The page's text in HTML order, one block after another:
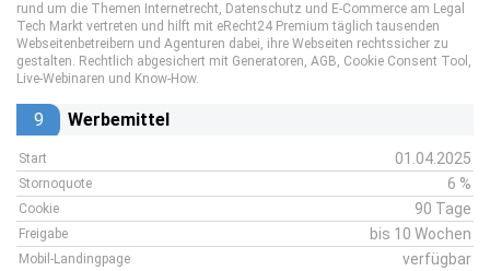
rund um die Themen Internetrecht, Datenschutz und E-Commerce am Legal
Tech Markt vertreten und hilft mit eRecht24 Premium täglich tausenden
Webseitenbetreibern und Agenturen dabei, ihre Webseiten rechtssicher zu
gestalten. Rechtlich abgesichert mit Generatoren, AGB, Cookie Consent Tool,
Live-Webinaren und Know-How.
9 Werbemittel
Start 01.04.2025
Stornoquote 6 %
Cookie 90 Tage
Freigabe bis 10 Wochen
Mobil-Landingpage verfügbar